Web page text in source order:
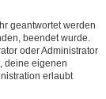
geantwortet werden
beendet wurde.
oder Administrator
deine eigenen
erlaubt